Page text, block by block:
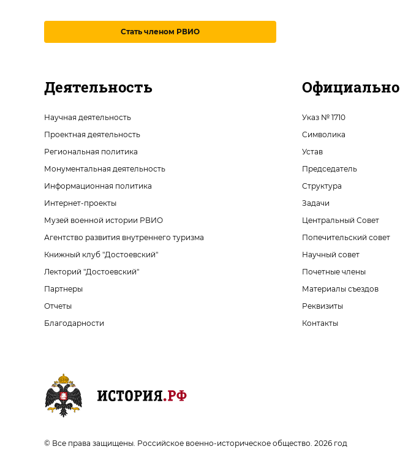
Стать членом РВИО
Деятельность
Научная деятельность
Проектная деятельность
Региональная политика
Монументальная деятельность
Информационная политика
Интернет-проекты
Музей военной истории РВИО
Агентство развития внутреннего туризма
Книжный клуб "Достоевский"
Лекторий "Достоевский"
Партнеры
Отчеты
Благодарности
Официально
Указ № 1710
Символика
Устав
Председатель
Структура
Задачи
Центральный Совет
Попечительский совет
Научный совет
Почетные члены
Материалы съездов
Реквизиты
Контакты
© Все права защищены. Российское военно-историческое общество. 2026 год